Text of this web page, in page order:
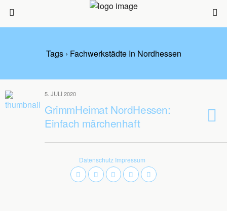
Tags › Fachwerkstädte In Nordhessen
5. JULI 2020
GrimmHeimat NordHessen:
Einfach märchenhaft
Datenschutz Impressum